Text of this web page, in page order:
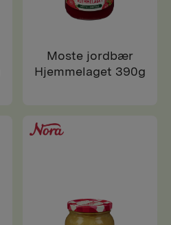
Moste jordbær
Hjemmelaget 390g